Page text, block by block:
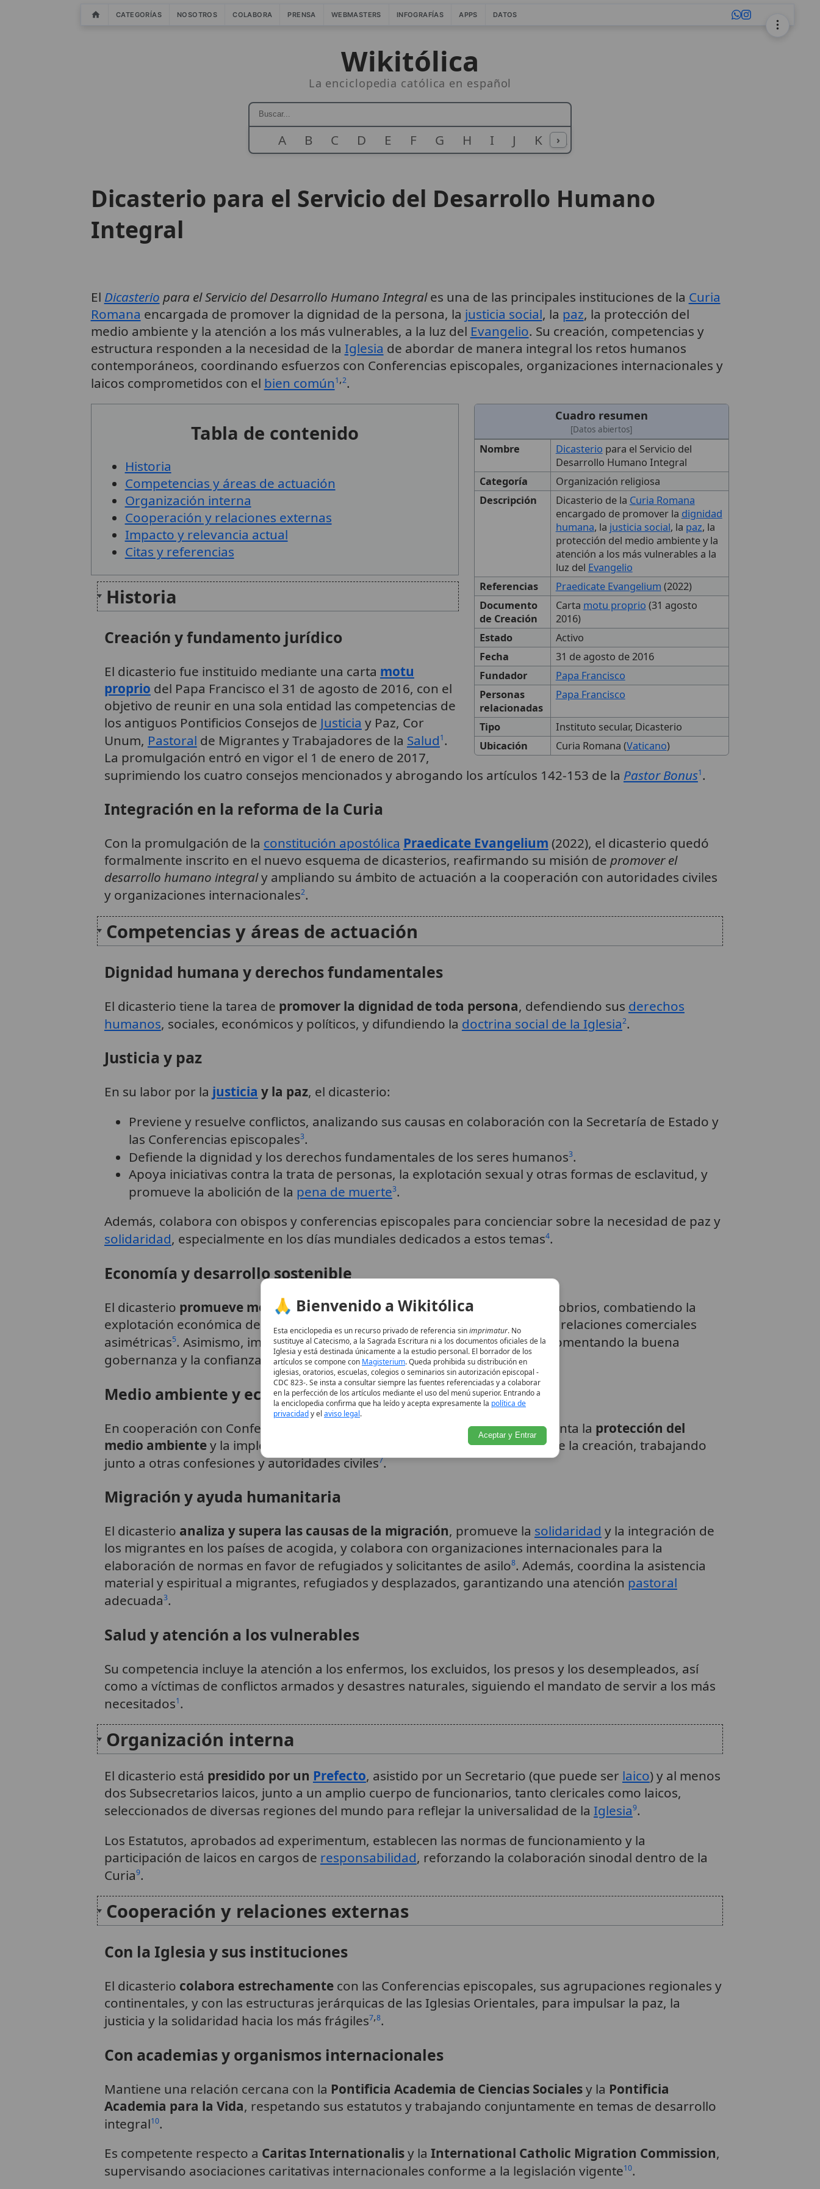
CATEGORÍAS NOSOTROS COLABORA PRENSA WEBMASTERS INFOGRAFÍAS APPS DATOS
Wikitólica
La enciclopedia católica en español
A B C D E F G H I J K L
›
Dicasterio para el Servicio del Desarrollo Humano
Integral
El Dicasterio para el Servicio del Desarrollo Humano Integrales una de las principales instituciones de la Curia
Romana encargada de promover la dignidad de la persona, la justicia social, la paz, la protección del
medio ambiente y la atención a los más vulnerables, a la luz del Evangelio. Su creación, competencias y
estructura responden a la necesidad de la Iglesia de abordar de manera integral los retos humanos
contemporáneos, coordinando esfuerzos con Conferencias episcopales, organizaciones internacionales y
laicos comprometidos con el bien común1,2.
Cuadro resumen
[Datos abiertos]
Nombre Dicasterio para el Servicio del
Desarrollo Humano Integral
Categoría
Organización religiosa
Descripción
Dicasterio de la Curia Romana
encargado de promover la dignidad
humana, la justicia social, la paz, la
protección del medio ambiente y la
atención a los más vulnerables a la
luz del Evangelio
Referencias
Praedicate Evangelium (2022)
Documento
de Creación
Carta motu proprio (31 agosto
2016)
Estado
Activo
Fecha
31 de agosto de 2016
Fundador
Papa Francisco
Personas
relacionadas
Papa Francisco
Tipo
Instituto secular, Dicasterio
Ubicación
Curia Romana (Vaticano)
Tabla de contenido
Historia
Competencias y áreas de actuación
Organización interna
Cooperación y relaciones externas
Impacto y relevancia actual
Citas y referencias
Historia
Creación y fundamento jurídico
El dicasterio fue instituido mediante una carta motu
proprio del Papa Francisco el 31 de agosto de 2016, con el
objetivo de reunir en una sola entidad las competencias de
los antiguos Pontificios Consejos de Justicia y Paz, Cor
Unum, Pastoral de Migrantes y Trabajadores de la Salud1.
La promulgación entró en vigor el 1 de enero de 2017,
suprimiendo los cuatro consejos mencionados y abrogando los artículos 142-153 de la Pastor Bonus1.
Integración en la reforma de la Curia
Con la promulgación de la constitución apostólica Praedicate Evangelium (2022), el dicasterio quedó
formalmente inscrito en el nuevo esquema de dicasterios, reafirmando su misión de promover el
desarrollo humano integraly ampliando su ámbito de actuación a la cooperación con autoridades civiles
y organizaciones internacionales2.
Competencias y áreas de actuación
Dignidad humana y derechos fundamentales
El dicasterio tiene la tarea de promover la dignidad de toda persona, defendiendo sus derechos
humanos, sociales, económicos y políticos, y difundiendo la doctrina social de la Iglesia2.
Justicia y paz
En su labor por la justicia y la paz, el dicasterio:
Previene y resuelve conflictos, analizando sus causas en colaboración con la Secretaría de Estado y
las Conferencias episcopales3.
Defiende la dignidad y los derechos fundamentales de los seres humanos3.
Apoya iniciativas contra la trata de personas, la explotación sexual y otras formas de esclavitud, y
promueve la abolición de la pena de muerte3.
Además, colabora con obispos y conferencias episcopales para concienciar sobre la necesidad de paz y
solidaridad, especialmente en los días mundiales dedicados a estos temas4.
Economía y desarrollo sostenible
El dicasterio promueve modelos económicos equitativosy estilos de vida sobrios, combatiendo la
explotación económica de los países pobres, la
especulación financiera
y las relaciones comerciales
asimétricas5. Asimismo, impulsa la lucha contra la pobreza y la corrupción, fomentando la buena
gobernanza y la confianza en la comunidad internacional6.
Medio ambiente y ecología integral
En cooperación con Conferencias episcopales y estructuras orientales, fomenta la protección del
medio ambientey la implementación del
eclesial en la defensa de la creación, trabajando
junto a otras confesiones y autoridades civiles7.
Migración y ayuda humanitaria
El dicasterio analiza y supera las causas de la migración, promueve la solidaridad y la integración de
los migrantes en los países de acogida, y colabora con organizaciones internacionales para la
elaboración de normas en favor de refugiados y solicitantes de asilo8. Además, coordina la asistencia
material y espiritual a migrantes, refugiados y desplazados, garantizando una atención pastoral
adecuada3.
Salud y atención a los vulnerables
Su competencia incluye la atención a los enfermos, los excluidos, los presos y los desempleados, así
como a víctimas de conflictos armados y desastres naturales, siguiendo el mandato de servir a los más
necesitados1.
Organización interna
El dicasterio está presidido por un Prefecto, asistido por un Secretario (que puede ser laico) y al menos
dos Subsecretarios laicos, junto a un amplio cuerpo de funcionarios, tanto clericales como laicos,
seleccionados de diversas regiones del mundo para reflejar la universalidad de la Iglesia9.
Los Estatutos, aprobados ad experimentum, establecen las normas de funcionamiento y la
participación de laicos en cargos de responsabilidad, reforzando la colaboración sinodal dentro de la
Curia9.
Cooperación y relaciones externas
Con la Iglesia y sus instituciones
El dicasterio colabora estrechamentecon las Conferencias episcopales, sus agrupaciones regionales y
continentales, y con las estructuras jerárquicas de las Iglesias Orientales, para impulsar la paz, la
justicia y la solidaridad hacia los más frágiles7,8.
Con academias y organismos internacionales
Mantiene una relación cercana con la Pontificia Academia de Ciencias Socialesy la Pontificia
Academia para la Vida, respetando sus estatutos y trabajando conjuntamente en temas de desarrollo
integral10.
Es competente respecto a Caritas Internationalisy la International Catholic Migration Commission,
supervisando asociaciones caritativas internacionales conforme a la legislación vigente10.
🙏 Bienvenido a Wikitólica
Esta enciclopedia es un recurso privado de referencia sinimprimatur. No
sustituye al Catecismo, a la Sagrada Escritura ni a los documentos oficiales de la
Iglesia y está destinada únicamente a la estudio personal. El borrador de los
artículos se compone con Magisterium. Queda prohibida su distribución en
iglesias, oratorios, escuelas, colegios o seminarios sin autorización episcopal -
CDC 823-. Se insta a consultar siempre las fuentes referenciadas y a colaborar
en la perfección de los artículos mediante el uso del menú superior. Entrando a
la enciclopedia confirma que ha leído y acepta expresamente la política de
privacidady el aviso legal.
Aceptar y Entrar